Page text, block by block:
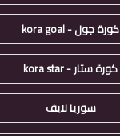
كورة جول - kora goal
كورة ستار - kora star
سوريا لايف